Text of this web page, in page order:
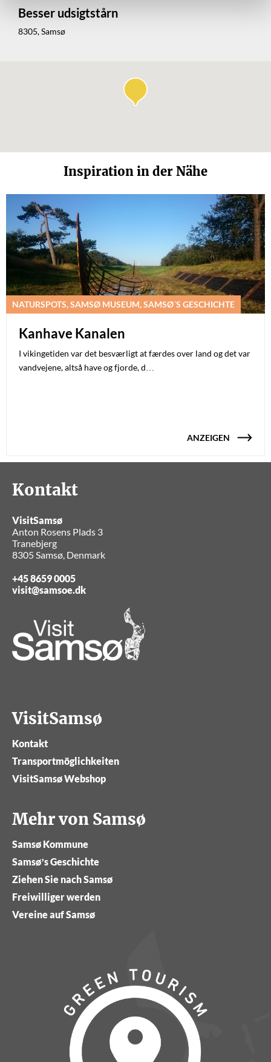
Besser udsigtstårn
8305, Samsø
Inspiration in der Nähe
NATURSPOTS, SAMSØ MUSEUM, SAMSØ´S GESCHICHTE
Kanhave Kanalen
I vikingetiden var det besværligt at færdes over land og det var
vandvejene, altså have og fjorde, d…
ANZEIGEN
Kontakt
VisitSamsø
Anton Rosens Plads 3
Tranebjerg
8305 Samsø, Denmark
+45 8659 0005
visit@samsoe.dk
VisitSamsø
Kontakt
Transportmöglichkeiten
VisitSamsø Webshop
Mehr von Samsø
Samsø Kommune
Samsø’s Geschichte
Ziehen Sie nach Samsø
Freiwilliger werden
Vereine auf Samsø